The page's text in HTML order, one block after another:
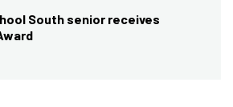
South senior receives